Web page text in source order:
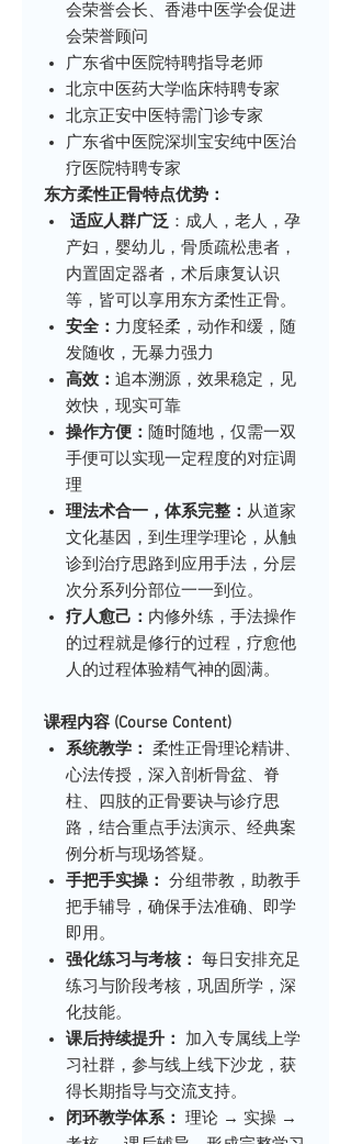
会荣誉会长、香港中医学会促进
会荣誉顾问
广东省中医院特聘指导老师
北京中医药大学临床特聘专家
北京正安中医特需门诊专家
广东省中医院深圳宝安纯中医治
疗医院特聘专家
东方柔性正骨特点优势：
适应人群广泛 ：成人，老人，孕
产妇，婴幼儿，骨质疏松患者，
内置固定器者，术后康复认识
等，皆可以享用东方柔性正骨。
安全： 力度轻柔，动作和缓，随
发随收，无暴力强力
高效： 追本溯源，效果稳定，见
效快，现实可靠
操作方便： 随时随地，仅需一双
手便可以实现一定程度的对症调
理
理法术合一，体系完整： 从道家
文化基因，到生理学理论，从触
诊到治疗思路到应用手法，分层
次分系列分部位一一到位。
疗人愈己： 内修外练，手法操作
的过程就是修行的过程，疗愈他
人的过程体验精气神的圆满。
课程内容 (Course Content)
系统教学： 柔性正骨理论精讲、
心法传授，深入剖析骨盆、脊
柱、四肢的正骨要诀与诊疗思
路，结合重点手法演示、经典案
例分析与现场答疑。
手把手实操： 分组带教，助教手
把手辅导，确保手法准确、即学
即用。
强化练习与考核： 每日安排充足
练习与阶段考核，巩固所学，深
化技能。
课后持续提升： 加入专属线上学
习社群，参与线上线下沙龙，获
得长期指导与交流支持。
闭环教学体系： 理论 → 实操 →